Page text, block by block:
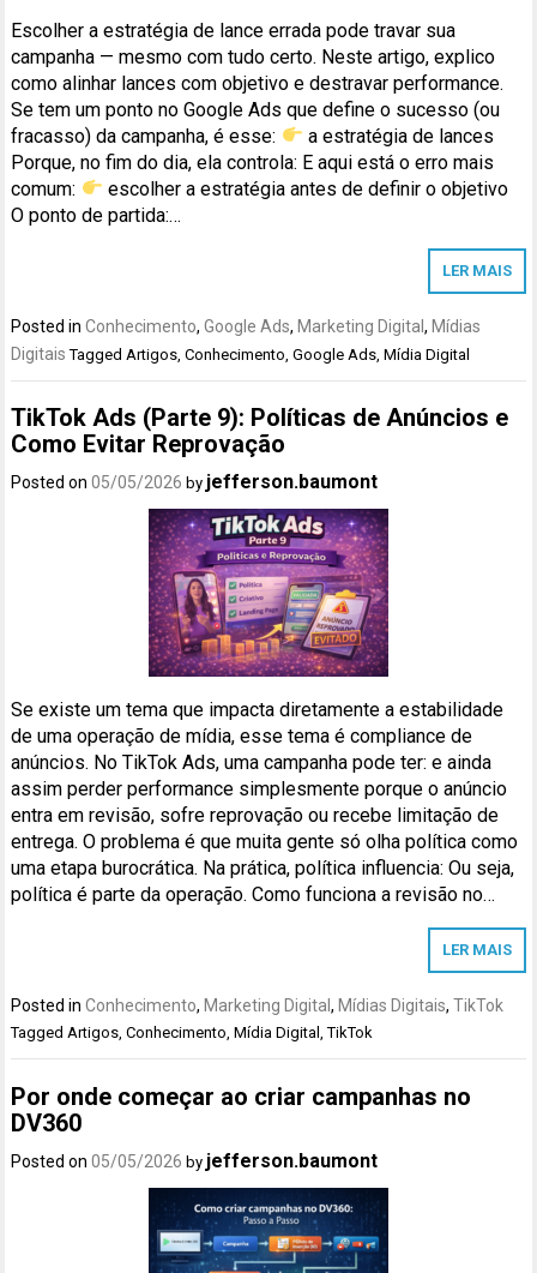
Escolher a estratégia de lance errada pode travar sua
campanha — mesmo com tudo certo. Neste artigo, explico
como alinhar lances com objetivo e destravar performance.
Se tem um ponto no Google Ads que define o sucesso (ou
fracasso) da campanha, é esse:
a estratégia de lances
Porque, no fim do dia, ela controla: E aqui está o erro mais
comum:
escolher a estratégia antes de definir o objetivo
O ponto de partida:…
LER MAIS
Posted inConhecimento,Google Ads, Marketing Digital, Mídias
Digitais Tagged Artigos ,Conhecimento ,Google Ads ,Mídia Digital
TikTok Ads (Parte 9): Políticas de Anúncios e
Como Evitar Reprovação
Posted on05/05/2026 by jefferson.baumont
Se existe um tema que impacta diretamente a estabilidade
de uma operação de mídia, esse tema é compliance de
anúncios. No TikTok Ads, uma campanha pode ter: e ainda
assim perder performance simplesmente porque o anúncio
entra em revisão, sofre reprovação ou recebe limitação de
entrega. O problema é que muita gente só olha política como
uma etapa burocrática. Na prática, política influencia: Ou seja,
política é parte da operação. Como funciona a revisão no…
LER MAIS
Posted inConhecimento, Marketing Digital, Mídias Digitais,TikTok
TaggedArtigos,Conhecimento,Mídia Digital,TikTok
Por onde começar ao criar campanhas no
DV360
Posted on05/05/2026 by jefferson.baumont